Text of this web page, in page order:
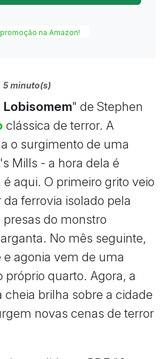
na Amazon!
5 minuto(s)
Lobisomem" de Stephen
clássica de terror. A
o surgimento de uma
Mills - a hora dela é
aqui. O primeiro grito veio
ferrovia isolado pela
do monstro
No mês seguinte,
agonia vem de uma
quarto. Agora, a
cheia brilha sobre a cidade
novas cenas de terror